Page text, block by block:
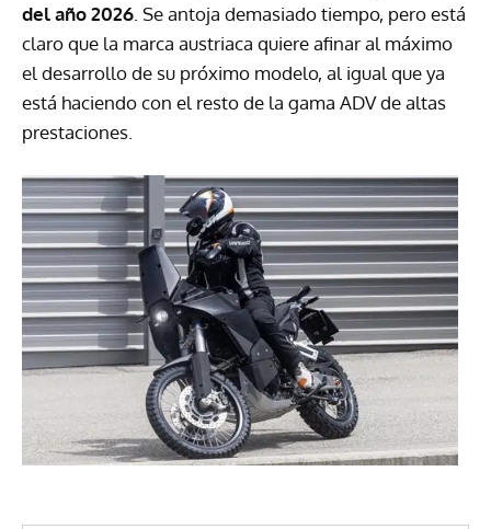
del año 2026 . Se antoja demasiado tiempo, pero está
claro que la marca austriaca quiere afinar al máximo
el desarrollo de su próximo modelo, al igual que ya
está haciendo con el resto de la gama ADV de altas
prestaciones.